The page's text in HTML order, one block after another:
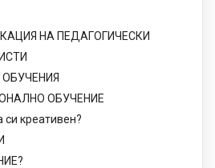
НА ПЕДАГОГИЧЕСКИ
ОБУЧЕНИЕ
си креативен?